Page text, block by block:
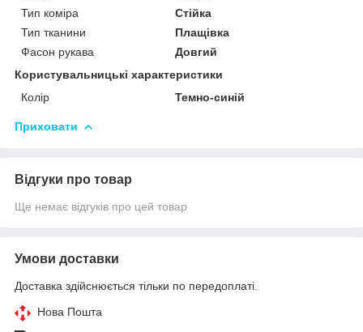
Тип коміра
Стійка
Тип тканини
Плащівка
Фасон рукава
Довгий
Користувальницькі характеристики
Колір
Темно-синій
Приховати
Відгуки про товар
Ще немає відгуків про цей товар
Умови доставки
Доставка здійснюється тільки по передоплаті.
Нова Пошта